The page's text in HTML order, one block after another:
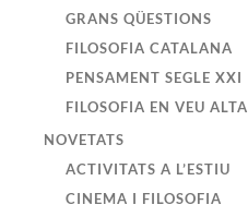
GRANS QÜESTIONS
FILOSOFIA CATALANA
PENSAMENT SEGLE XXI
FILOSOFIA EN VEU ALTA
NOVETATS
ACTIVITATS A L’ESTIU
CINEMA I FILOSOFIA